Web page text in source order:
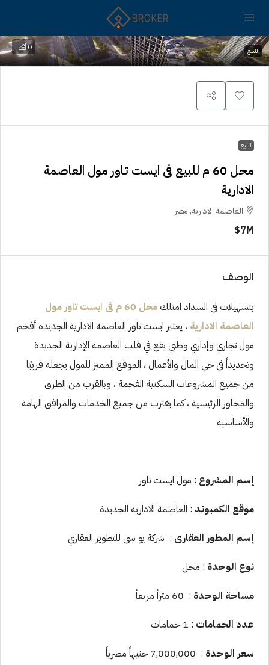
0 للبيع
للبيع
محل 60 م للبيع فى ايست تاور مول العاصمة
الادارية
العاصمة الادارية, مصر
7M$
الوصف
بتسهيلات في السداد امتلك
محل 60 م فى ايست تاور مول
العاصمة الادارية ، يعتبر ايست تاور العاصمة الادارية الجديدة أفخم
مول تجاري وإداري وطبي يقع في قلب العاصمة الإدارية الجديدة
وتحديداً في حي المال والأعمال ، الموقع المميز للمول يجعله قريبًا
من جميع المشروعات السكنية الفخمة ، وبالقرب من الطرق
والمحاور الرئيسية ، كما يقترب من جميع الخدمات والمرافق الهامة
والأساسية
إسم المشروع : مول ايست تاور
موقع الكمبوند : العاصمة الادارية الجديدة
إسم المطور العقارى : شركة يو سى للتطوير العقاري
نوع الوحدة : محل
مساحة الوحدة : 60 متراً مربعاً
عدد الحمامات : 1 حمامات
سعر الوحدة : 7,000,000 جنيهاً مصرياً